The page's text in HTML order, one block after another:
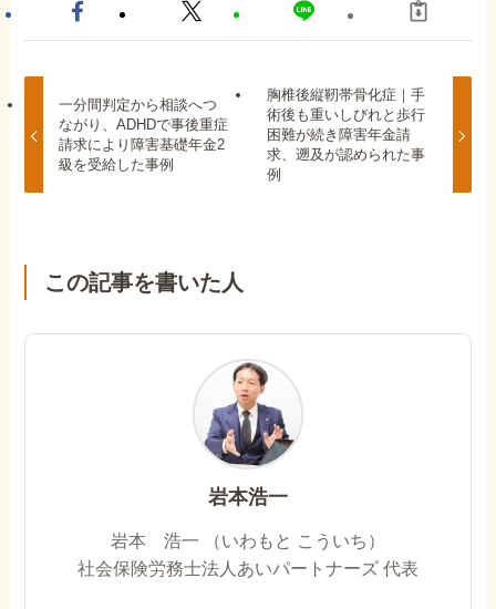
一分間判定から相談へつ
ながり、ADHDで事後重症
請求により障害基礎年金2
級を受給した事例
胸椎後縦靭帯骨化症｜手
術後も重いしびれと歩行
困難が続き障害年金請
求、遡及が認められた事
例
この記事を書いた人
岩本浩一
岩本 浩一 （いわもと こういち）
社会保険労務士法人あいパートナーズ 代表